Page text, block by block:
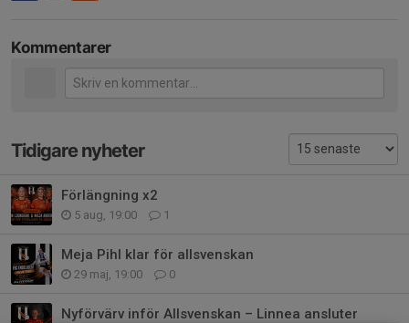
Kommentarer
Tidigare nyheter
Förlängning x2
5 aug, 19:00 1
Meja Pihl klar för allsvenskan
29 maj, 19:00 0
Nyförvärv inför Allsvenskan – Linnea ansluter